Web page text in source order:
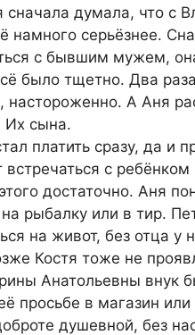
сначала думала, что с
намного серьёзнее.
с бывшим мужем,
было тщетно. Два
настороженно. А Аня
Их сына.
платить сразу, да и
встречаться с
достаточно. Аня
на рыбалку или в тир.
на живот, без отца
Костя тоже не
Анатольевны внук
просьбе в магазин
душевной, без